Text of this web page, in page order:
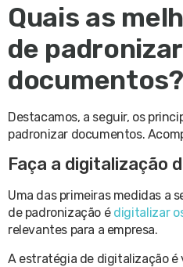
Quais as
de padronizar
documentos?
Destacamos, a seguir, os
padronizar documentos.
Faça a digitalização
Uma das primeiras medidas a
de padronização é digitalizar
relevantes para a empresa.
A estratégia de digitalização é